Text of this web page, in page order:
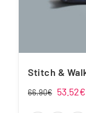
Stitch &
66.90€ Algne
53.52€